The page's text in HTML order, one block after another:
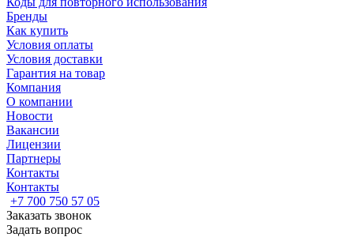
Бренды
Как купить
Условия оплаты
Условия доставки
Гарантия на товар
Компания
О компании
Новости
Вакансии
Лицензии
Партнеры
Контакты
Контакты
+7 700 750 57 05
Заказать звонок
Задать вопрос